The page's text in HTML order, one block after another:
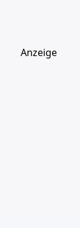
Anzeige